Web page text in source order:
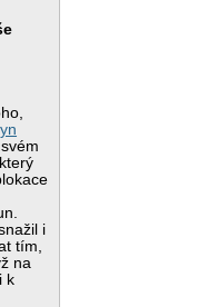
i
tím,
na
k